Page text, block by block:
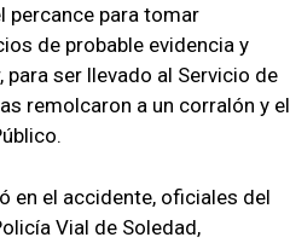
percance para tomar
de probable evidencia y
ser llevado al Servicio de
remolcaron a un corralón y el
en el accidente, oficiales del
Vial de Soledad,